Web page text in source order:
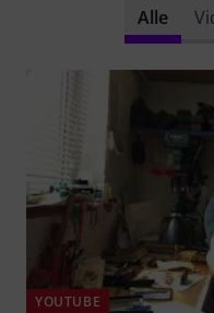
Alle
YOUTUBE